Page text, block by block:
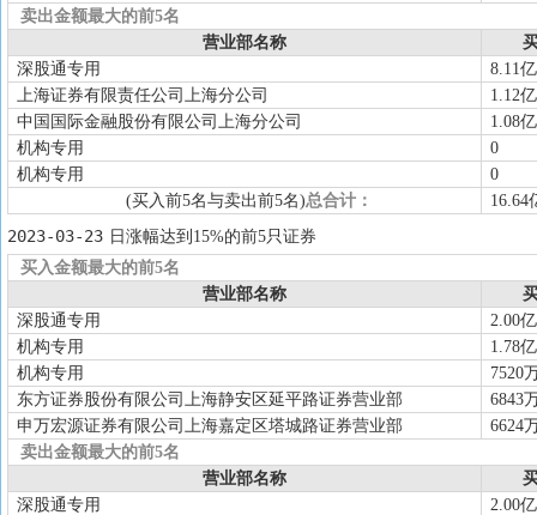
卖出金额最大的前5名
营业部名称
深股通专用
8.11亿
上海证券有限责任公司上海分公司
1.12亿
中国国际金融股份有限公司上海分公司
1.08亿
机构专用
0
机构专用
0
(买入前5名与卖出前5名)总合计： 16.64
2023-03-23 日涨幅达到15%的前5只证券
买入金额最大的前5名
营业部名称
深股通专用
2.00亿
机构专用
1.78亿
机构专用
7520
东方证券股份有限公司上海静安区延平路证券营业部
6843
申万宏源证券有限公司上海嘉定区塔城路证券营业部
6624
卖出金额最大的前5名
营业部名称
深股通专用
2.00亿